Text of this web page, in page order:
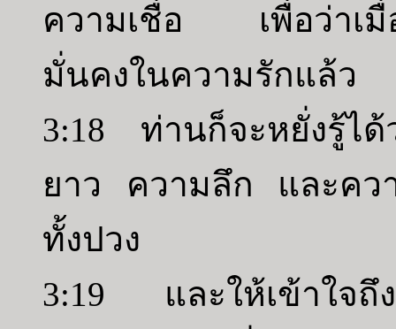
ความเชื่อ เพื่อว่าเมื่อ
มั่นคงในความรักแล้ว
3:18 ท่านก็จะหยั่งรู้ไ
ยาว ความลึก และคว
ทั้งปวง
3:19 และให้เข้าใจถึง